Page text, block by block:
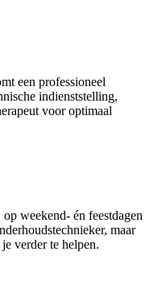
een professioneel
indienststelling,
voor optimaal
weekend- én feestdagen
maar
verder te helpen.